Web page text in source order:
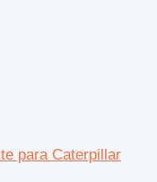
para Caterpillar